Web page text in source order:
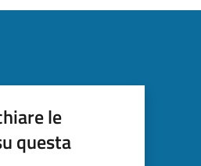
le
questa